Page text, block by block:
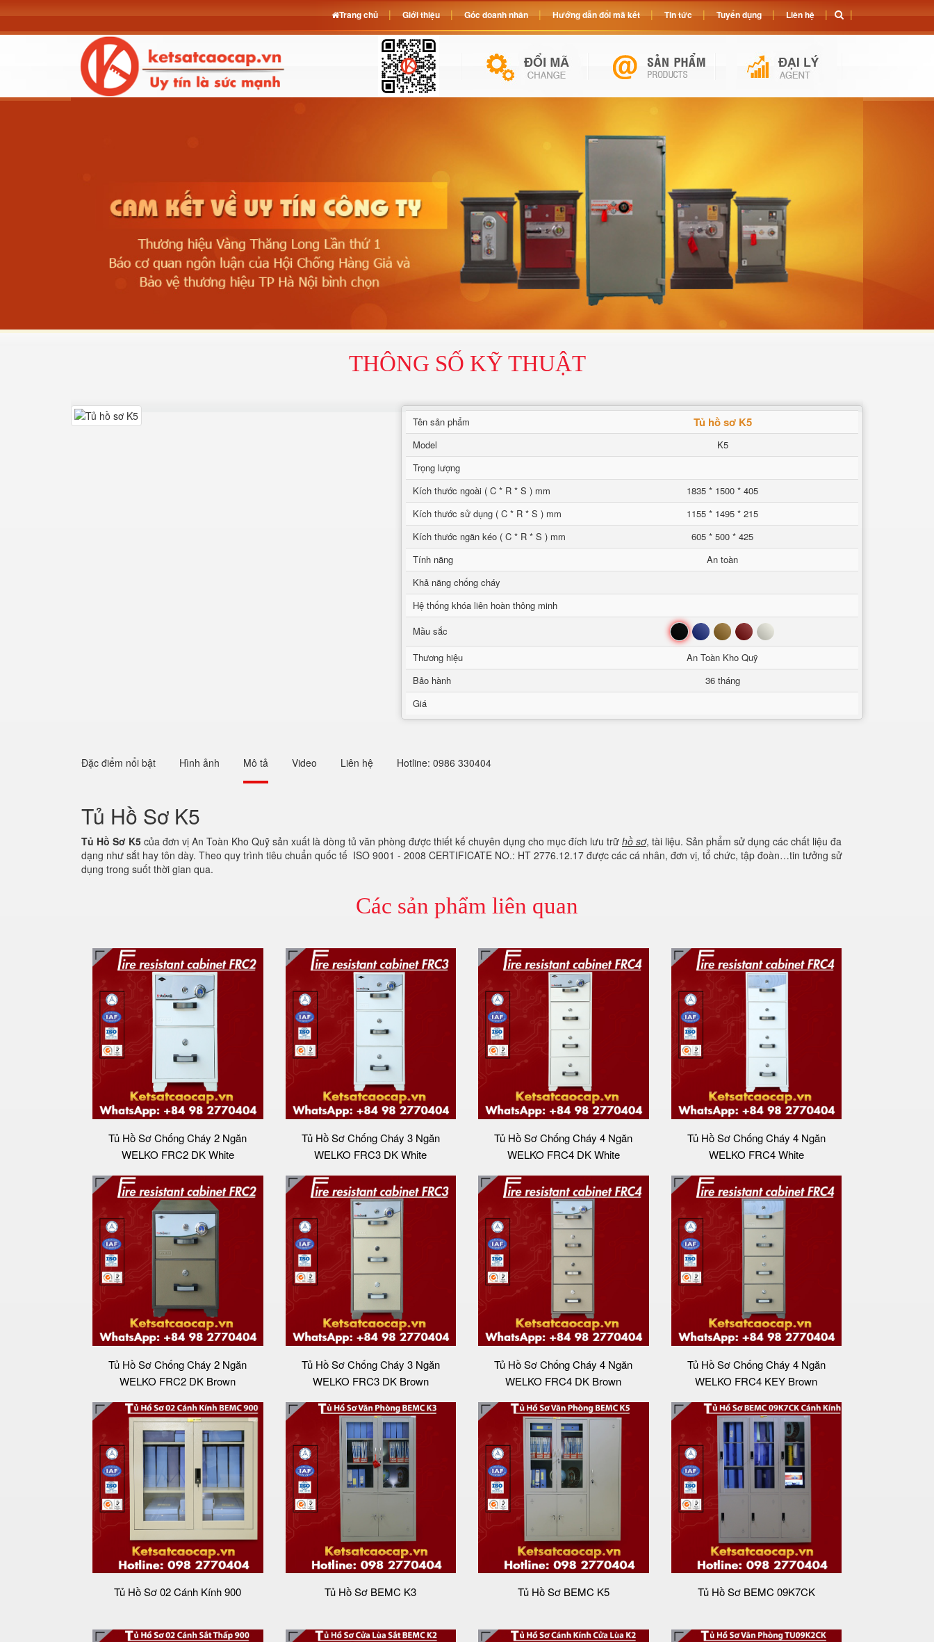
THÔNG SỐ KỸ THUẬT
Tên sản phẩm Tủ hồ sơ K5
Model
K5
Trọng lượng
Kích thước ngoài ( C * R * S ) mm
1835 * 1500 * 405
Kích thước sử dụng ( C * R * S ) mm
1155 * 1495 * 215
Kích thước ngăn kéo ( C * R * S ) mm
605 * 500 * 425
Tính năng
An toàn
Khả năng chống cháy
Hệ thống khóa liên hoàn thông minh
Mầu sắc
Đen Xanh Nâu Đỏ Trắng
Thương hiệu
An Toàn Kho Quỹ
Bảo hành
36 tháng
Giá
Đặc điểm nổi bật Hình ảnh Mô tả Video Liên hệ Hotline: 0986 330404
Tủ Hồ Sơ K5
Tủ Hồ Sơ K5 của đơn vị An Toàn Kho Quỹ sản xuất là dòng tủ văn phòng được thiết kế chuyên dụng cho mục đích lưu trữ hồ sơ, tài liệu. Sản phẩm sử dụng các chất liệu đa
dạng như sắt hay tôn dày. Theo quy trình tiêu chuẩn quốc tế ISO 9001 - 2008 CERTIFICATE NO.: HT 2776.12.17 được các cá nhân, đơn vị, tổ chức, tập đoàn…tin tưởng sử
dụng trong suốt thời gian qua.
Các sản phẩm liên quan
Tủ Hồ Sơ Chống Cháy 2 Ngăn
WELKO FRC2 DK White
Tủ Hồ Sơ Chống Cháy 3 Ngăn
WELKO FRC3 DK White
Tủ Hồ Sơ Chống Cháy 4 Ngăn
WELKO FRC4 DK White
Tủ Hồ Sơ Chống Cháy 4 Ngăn
WELKO FRC4 White
Tủ Hồ Sơ Chống Cháy 2 Ngăn
WELKO FRC2 DK Brown
Tủ Hồ Sơ Chống Cháy 3 Ngăn
WELKO FRC3 DK Brown
Tủ Hồ Sơ Chống Cháy 4 Ngăn
WELKO FRC4 DK Brown
Tủ Hồ Sơ Chống Cháy 4 Ngăn
WELKO FRC4 KEY Brown
Tủ Hồ Sơ 02 Cánh Kính 900 Tủ Hồ Sơ BEMC K3 Tủ Hồ Sơ BEMC K5 Tủ Hồ Sơ BEMC 09K7CK
Trang chủ Giới thiệu Góc doanh nhân Hướng dẫn đổi mã két Tin tức Tuyển dụng Liên hệ